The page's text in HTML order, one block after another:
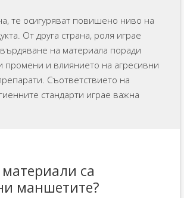
те осигуряват повишено ниво на
От друга страна, роля играе
на материала поради
промени и влиянието на агресивни
Съответствието на
стандарти играе важна
са
маншетите?